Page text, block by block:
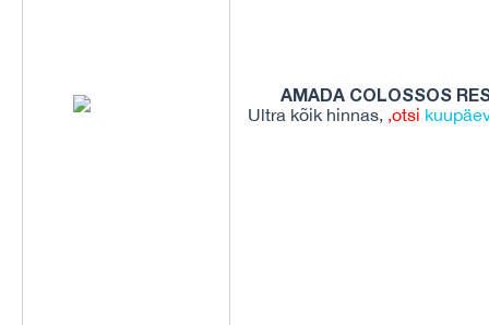
AMADA COLOSSOS
Ultra kõik hinnas, ,otsi